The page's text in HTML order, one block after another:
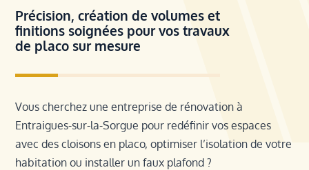
Précision, création de volumes et
finitions soignées pour vos travaux
de placo sur mesure
Vous cherchez une entreprise de rénovation à
Entraigues-sur-la-Sorgue pour redéfinir vos espaces
avec des cloisons en placo, optimiser l’isolation de votre
habitation ou installer un faux plafond ?